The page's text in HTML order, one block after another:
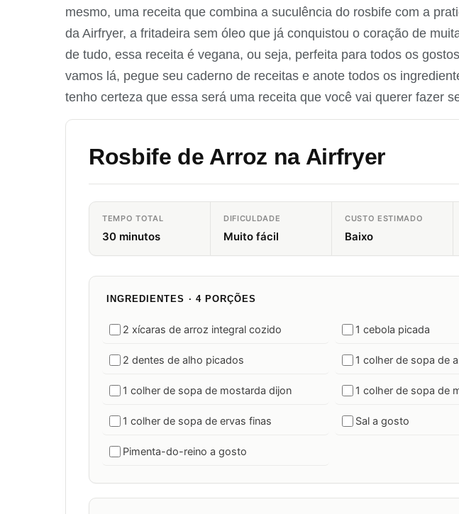
mesmo, uma receita que combina a suculência do rosbife com a
da Airfryer, a fritadeira sem óleo que já conquistou o coração de
de tudo, essa receita é vegana, ou seja, perfeita para todos os
vamos lá, pegue seu caderno de receitas e anote todos os
tenho certeza que essa será uma receita que você vai querer fazer
Rosbife de Arroz na Airfryer
TEMPO TOTAL
30 minutos
DIFICULDADE
Muito fácil
CUSTO ESTIMADO
Baixo
INGREDIENTES · 4 PORÇÕES
2 xícaras de arroz integral cozido 1 cebola picada
2 dentes de alho picados 1 colher de sopa de
1 colher de sopa de mostarda dijon 1 colher de sopa de
1 colher de sopa de ervas finas Sal a gosto
Pimenta-do-reino a gosto